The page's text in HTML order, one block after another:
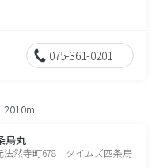
075-361-0201
2010m
烏丸
法然寺町678 タイムズ四条烏